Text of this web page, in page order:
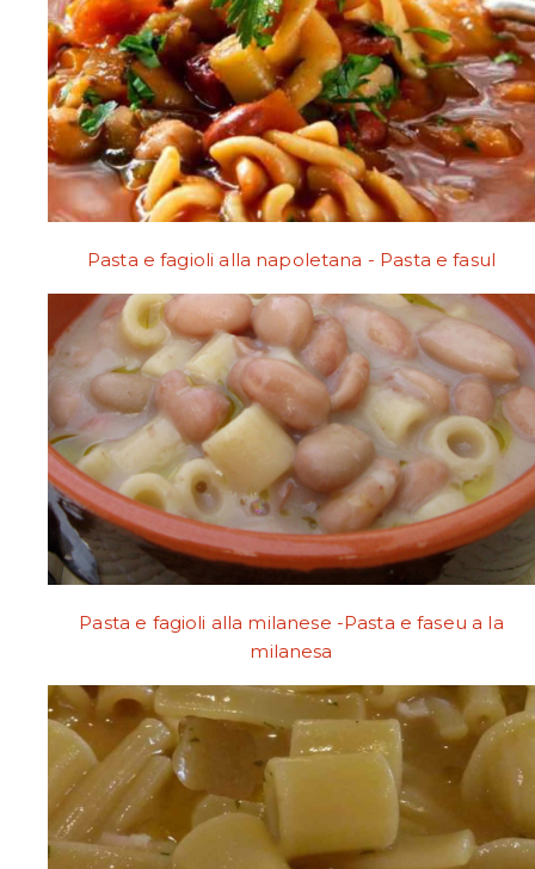
Pasta e fagioli alla napoletana - Pasta e fasul
Pasta e fagioli alla milanese -Pasta e faseu a la
milanesa